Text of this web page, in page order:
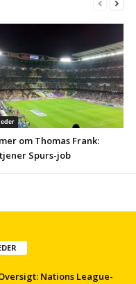
om Thomas Frank:
Spurs-job
Nations League-